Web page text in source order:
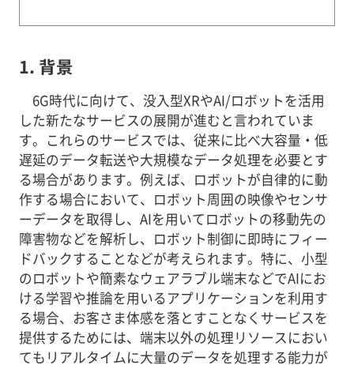
1. 背景
6G時代に向けて、没入型XRやAI/ロボットを活用
した新たなサービスの展開が進むと言われていま
す。これらのサービスでは、従来に比べ大容量・低
遅延のデータ転送や大規模なデータ処理を必要とす
る場合があります。例えば、ロボットが自律的に動
作する場合において、ロボット周囲の映像やセンサ
ーデータを取得し、AIを用いてロボットの移動先の
障害物などを解析し、ロボット制御に即時にフィー
ドバックすることなどが考えられます。特に、小型
のロボットや簡素なウェアラブル端末などでAIにお
ける学習や推論を用いるアプリケーションを利用す
る場合、お客さま体感を落とすことなくサービスを
提供するためには、端末以外の処理リソースにおい
てもリアルタイムに大量のデータを処理する能力が